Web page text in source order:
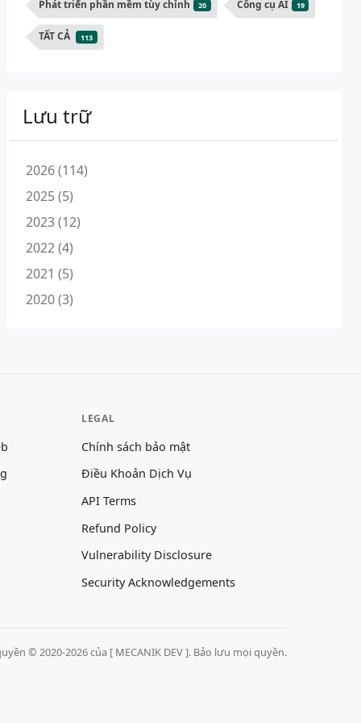
Phát triển phần mềm tùy chỉnh 20 Công cụ AI 19
TẤT CẢ 113
Lưu trữ
2026 (114)
2025 (5)
2023 (12)
2022 (4)
2021 (5)
2020 (3)
LEGAL
Chính sách bảo mật
Điều Khoản Dịch Vụ
API Terms
Refund Policy
Vulnerability Disclosure
Security Acknowledgements
© 2020-2026 của [ MECANIK DEV ]. Bảo lưu mọi quyền.